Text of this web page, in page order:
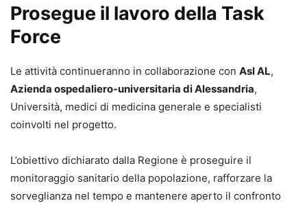
Prosegue il lavoro della Task
Force
Le attività continueranno in collaborazione con Asl AL,
Azienda ospedaliero-universitaria di Alessandria,
Università, medici di medicina generale e specialisti
coinvolti nel progetto.
L’obiettivo dichiarato dalla Regione è proseguire il
monitoraggio sanitario della popolazione, rafforzare la
sorveglianza nel tempo e mantenere aperto il confronto